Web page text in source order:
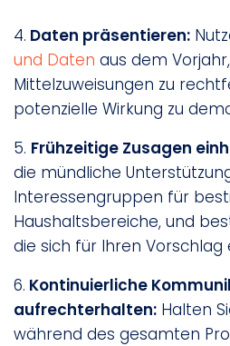
4. Daten präsentieren:
und Daten aus dem
Mittelzuweisungen zu
potenzielle Wirkung zu
5. Frühzeitige Zusagen
die mündliche
Interessengruppen für
Haushaltsbereiche, und
die sich für Ihren Vorschlag
6. Kontinuierliche
aufrechterhalten: Halten
während des gesamten